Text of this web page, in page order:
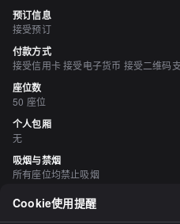
预订信息
接受预订
付款方式
接受信用卡 接受电子货币 接受二维码
座位数
50 座位
个人包厢
无
吸烟与禁烟
所有座位均禁止吸烟
停车场
无
Cookie使用提醒